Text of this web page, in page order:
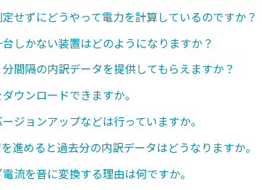
せずにどうやって電力を計算しているのですか？
しかない装置はどのようになりますか？
間隔の内訳データを提供してもらえますか？
ウンロードできますか。
ジョンアップなどは行っていますか。
進めると過去分の内訳データはどうなりますか。
流を音に変換する理由は何ですか。